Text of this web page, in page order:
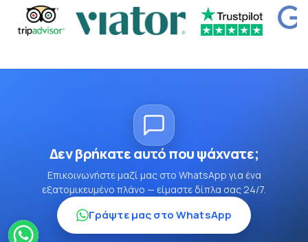
Δεν βρήκατε αυτό που ψάχνατε;
Επικοινωνήστε μαζί μας στο WhatsApp για ένα
εξατομικευμένο πλάνο — είμαστε δίπλα σας 24/7.
Γράψτε μας στο WhatsApp